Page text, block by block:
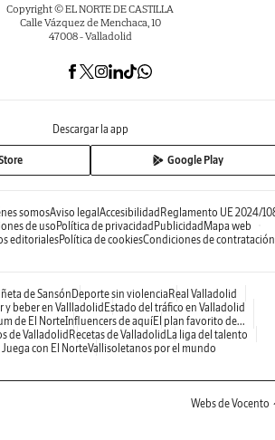
Copyright © EL NORTE DE CASTILLA
Calle Vázquez de Menchaca, 10
47008 - Valladolid
Descargar la app
Google Play
somosAviso legalAccesibilidadReglamento UE 2024/
de usoPolítica de privacidadPublicidadMapa web
editorialesPolítica de cookiesCondiciones de contratación
de SansónDeporte sin violenciaReal Valladolid
y beber en VallladolidEstado del tráfico en Valladolid
de El NorteInfluencers de aquíEl plan favorito de...
de ValladolidRecetas de ValladolidLa liga del talento
Juega con El NorteVallisoletanos por el mundo
Webs de Vocento